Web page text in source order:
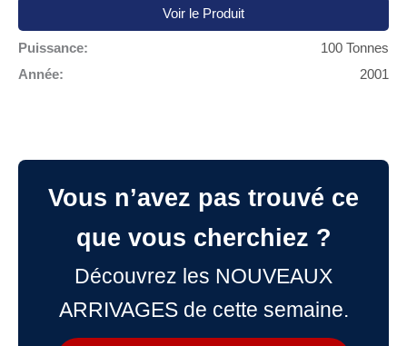
Voir le Produit
Puissance:
100 Tonnes
Année:
2001
Vous n’avez pas trouvé ce
que vous cherchiez ?
Découvrez les NOUVEAUX
ARRIVAGES de cette semaine.